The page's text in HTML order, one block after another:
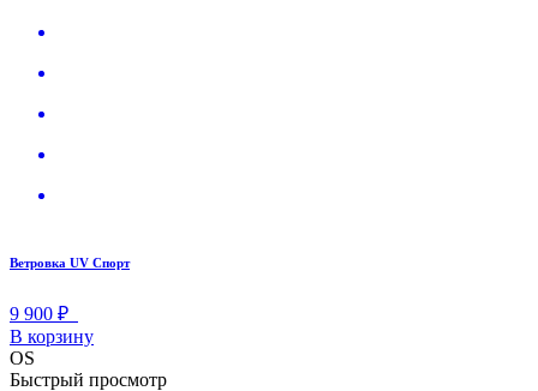
Ветровка UV Спорт
9 900 ₽
В корзину
OS
Быстрый просмотр